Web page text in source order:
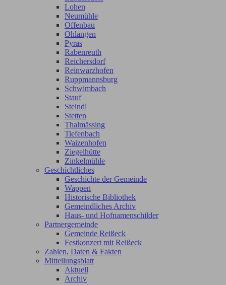
Lohen
Neumühle
Offenbau
Ohlangen
Pyras
Rabenreuth
Reichersdorf
Reinwarzhofen
Ruppmannsburg
Schwimbach
Stauf
Steindl
Stetten
Thalmässing
Tiefenbach
Waizenhofen
Ziegelhütte
Zinkelmühle
Geschichtliches
Geschichte der Gemeinde
Wappen
Historische Bibliothek
Gemeindliches Archiv
Haus- und Hofnamenschilder
Partnergemeinde
Gemeinde Reißeck
Festkonzert mit Reißeck
Zahlen, Daten & Fakten
Mitteilungsblatt
Aktuell
Archiv